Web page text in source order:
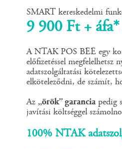
SMART kereskedelmi
9 900 Ft +
A NTAK POS BEE egy
előfizetéssel
adatszolgáltatási
elköteleződni, de számít,
Az „örök” garanciapedig
javítási költséggel
100% NTAK